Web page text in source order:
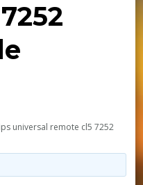
universal remote cl5 7252